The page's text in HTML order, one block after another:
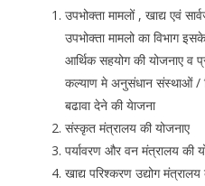
उपभोक्ता मामलों , खाद्य एवं
उपभोक्ता मामलो का विभाग
आर्थिक सहयोग की योजनाए व
कल्याण मे अनुसंधान संस्थाओं /
बढावा देने की येाजना
संस्कृत मंत्रालय की योजनाए
पर्यावरण और वन मंत्रालय की
खाद्य परिश्करण उद्योग